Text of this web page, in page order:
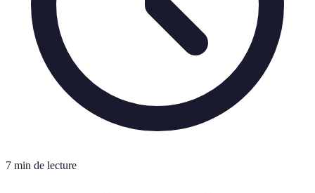
7 min de lecture